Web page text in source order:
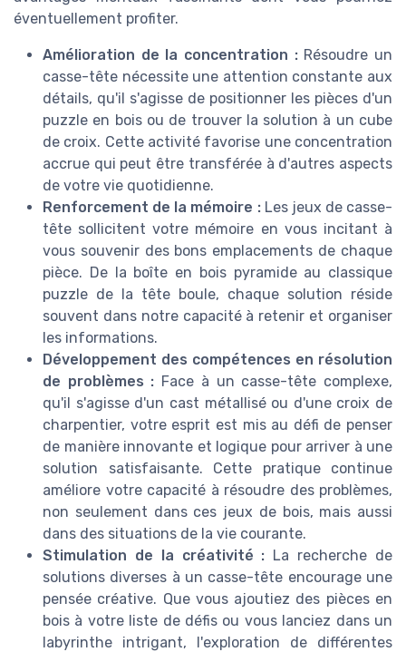
éventuellement profiter.
Amélioration de la concentration :Résoudre un
casse-tête nécessite une attention constante aux
détails, qu'il s'agisse de positionner les pièces d'un
puzzle en bois ou de trouver la solution à un cube
de croix. Cette activité favorise une concentration
accrue qui peut être transférée à d'autres aspects
de votre vie quotidienne.
Renforcement de la mémoire :Les jeux de casse-
tête sollicitent votre mémoire en vous incitant à
vous souvenir des bons emplacements de chaque
pièce. De la boîte en bois pyramide au classique
puzzle de la tête boule, chaque solution réside
souvent dans notre capacité à retenir et organiser
les informations.
Développement des compétences en résolution
de problèmes : Face à un casse-tête complexe,
qu'il s'agisse d'un cast métallisé ou d'une croix de
charpentier, votre esprit est mis au défi de penser
de manière innovante et logique pour arriver à une
solution satisfaisante. Cette pratique continue
améliore votre capacité à résoudre des problèmes,
non seulement dans ces jeux de bois, mais aussi
dans des situations de la vie courante.
Stimulation de la créativité : La recherche de
solutions diverses à un casse-tête encourage une
pensée créative. Que vous ajoutiez des pièces en
bois à votre liste de défis ou vous lanciez dans un
labyrinthe intrigant, l'exploration de différentes